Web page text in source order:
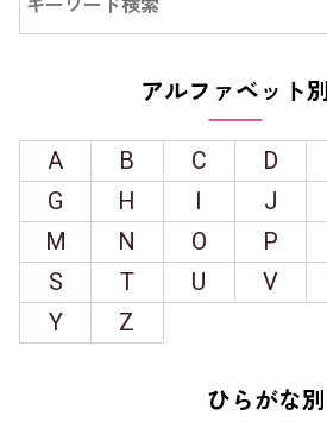
アルファベット別
A B C D
G
H I J
M
N O P
S
T U V
Y
Z
ひらがな別